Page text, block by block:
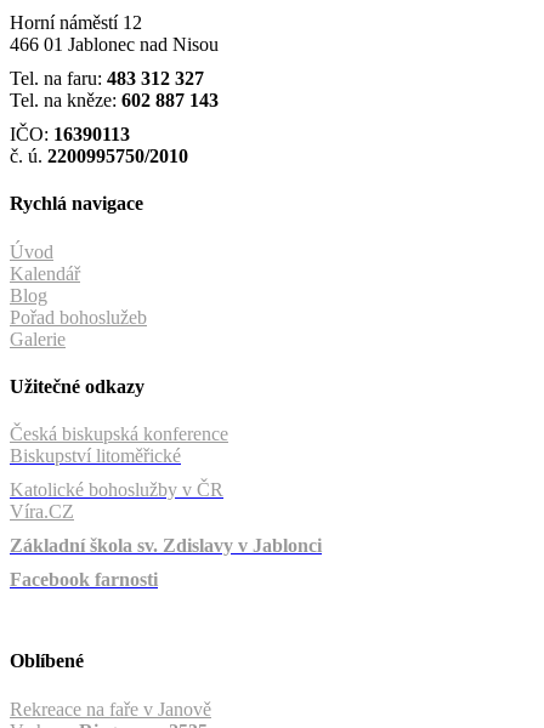
Horní náměstí 12
466 01 Jablonec nad Nisou
Tel. na faru: 483 312 327
Tel. na kněze: 602 887 143
IČO: 16390113
č. ú. 2200995750/2010
Rychlá navigace
Úvod
Kalendář
Blog
Pořad bohoslužeb
Galerie
Užitečné odkazy
Česká biskupská konference
Biskupství litoměřické
Katolické bohoslužby v ČR
Víra.CZ
Základní škola sv. Zdislavy v Jablonci
Facebook farnosti
Oblíbené
Rekreace na faře v Janově